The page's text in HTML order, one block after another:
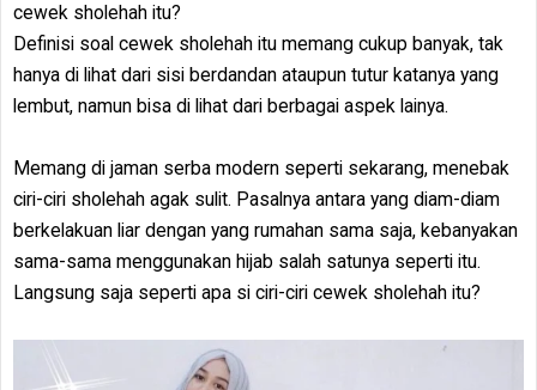
cewek sholehah itu?
Definisi soal cewek sholehah itu memang cukup banyak, tak
hanya di lihat dari sisi berdandan ataupun tutur katanya yang
lembut, namun bisa di lihat dari berbagai aspek lainya.
Memang di jaman serba modern seperti sekarang, menebak
ciri-ciri sholehah agak sulit. Pasalnya antara yang diam-diam
berkelakuan liar dengan yang rumahan sama saja, kebanyakan
sama-sama menggunakan hijab salah satunya seperti itu.
Langsung saja seperti apa si ciri-ciri cewek sholehah itu?